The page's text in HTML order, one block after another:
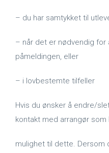
– du har samtykket til
– når det er nødvendig for
påmeldingen, eller
– i lovbestemte tilfeller
Hvis du ønsker å endre/
kontakt med arrangør som
mulighet til dette. Dersom